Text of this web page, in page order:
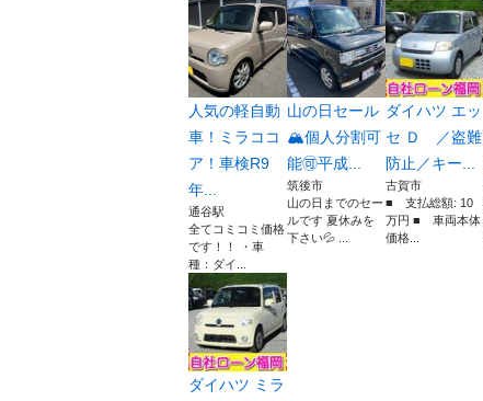
人気の軽自動
車！ミラココ
ア！車検R9
年...
通谷駅
全てコミコミ価格
です！！ ・車
種：ダイ...
山の日セール
🏔️個人分割可
能🉑平成...
筑後市
山の日までのセー
ルです 夏休みを
下さい💦 ...
ダイハツ エッ
セ Ｄ ／盗難
防止／キー...
古賀市
■ 支払総額: 10
万円 ■ 車両本体
価格...
ダイハツ ミラ